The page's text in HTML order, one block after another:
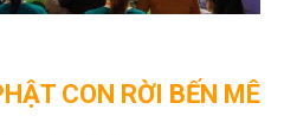
CON RỜI BẾN MÊ